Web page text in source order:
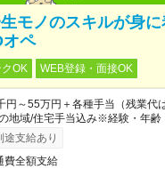
生モノのスキルが身
オペ
OK WEB登録・面接OK
円～55万円＋各種手当（残業代
地域/住宅手当込み※経験・年齢
します。★同一就業先で1年以上
支給
途支給あり
費全額支給